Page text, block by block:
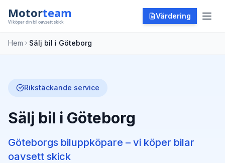
Värdering
Hem Sälj bil i Göteborg
Rikstäckande service
Sälj bil i Göteborg
Göteborgs biluppköpare – vi köper bilar
oavsett skick